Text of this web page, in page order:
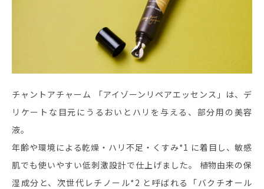
チャントアチャーム 「アイゾーンリペアエッセンス」は、デ
リケートな目元にうるおいとハリを与える、部分用の美容
液。
年齢や環境による乾燥・ハリ不足・くすみ*1 に着目し、敏感
肌でも使いやすい低刺激設計で仕上げました。 植物由来の保
湿成分と、次世代レチノール*2 と呼ばれる「バクチオール